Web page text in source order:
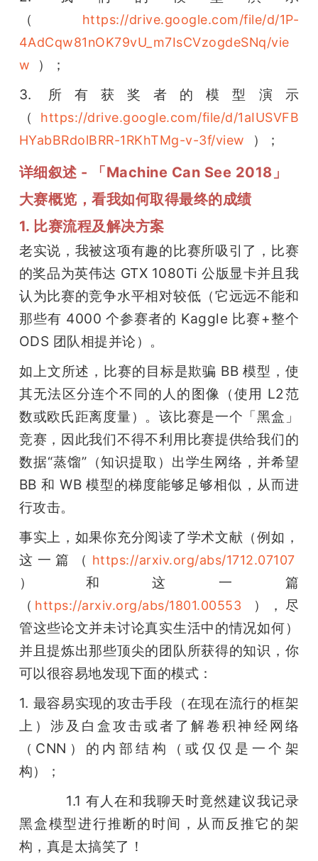
（
https://drive.google.com/file/d/1P-
4AdCqw81nOK79vU_m7IsCVzogdeSNq/vie
w
）；
3. 所有获奖者的模型演示
（
https://drive.google.com/file/d/1aIUSVFB
HYabBRdolBRR-1RKhTMg-v-3f/view
）；
详细叙述 - 「Machine Can See 2018」
大赛概览，看我如何取得最终的成绩
1. 比赛流程及解决方案
老实说，我被这项有趣的比赛所吸引了，比赛
的奖品为英伟达 GTX 1080Ti 公版显卡并且我
认为比赛的竞争水平相对较低（它远远不能和
那些有 4000 个参赛者的 Kaggle 比赛+整个
ODS 团队相提并论）。
如上文所述，比赛的目标是欺骗 BB 模型，使
其无法区分连个不同的人的图像（使用 L2范
数或欧氏距离度量）。该比赛是一个「黑盒」
竞赛，因此我们不得不利用比赛提供给我们的
数据“蒸馏”（知识提取）出学生网络，并希望
BB 和 WB 模型的梯度能够足够相似，从而进
行攻击。
事实上，如果你充分阅读了学术文献（例如，
这一篇（ https://arxiv.org/abs/1712.07107
）和这一篇
（ https://arxiv.org/abs/1801.00553
），尽
管这些论文并未讨论真实生活中的情况如何）
并且提炼出那些顶尖的团队所获得的知识，你
可以很容易地发现下面的模式：
1. 最容易实现的攻击手段（在现在流行的框架
上）涉及白盒攻击或者了解卷积神经网络
（CNN）的内部结构（或仅仅是一个架
构）；
1.1 有人在和我聊天时竟然建议我记录
黑盒模型进行推断的时间，从而反推它的架
构，真是太搞笑了！